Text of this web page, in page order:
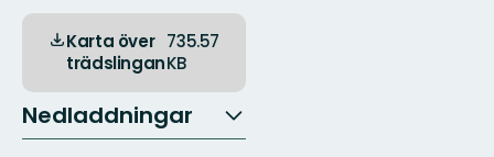
Karta över
trädslingan
735.57
KB
Nedladdningar